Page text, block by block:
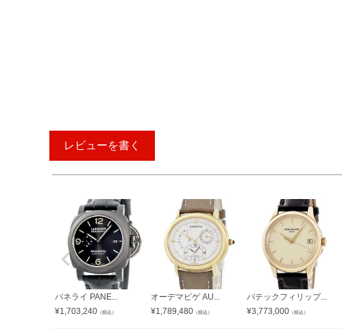
レビューを書く
パネライ PANE...
¥1,703,240 （税込）
オーデマピゲ AU...
¥1,789,480 （税込）
パテックフィリップ...
¥3,773,000 （税込）